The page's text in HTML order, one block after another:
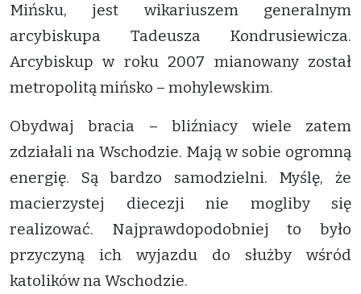
Mińsku, jest wikariuszem generalnym
arcybiskupa Tadeusza Kondrusiewicza.
Arcybiskup w roku 2007 mianowany został
metropolitą mińsko – mohylewskim.
Obydwaj bracia – bliźniacy wiele zatem
zdziałali na Wschodzie. Mają w sobie ogromną
energię. Są bardzo samodzielni. Myślę, że
macierzystej diecezji nie mogliby się
realizować. Najprawdopodobniej to było
przyczyną ich wyjazdu do służby wśród
katolików na Wschodzie.